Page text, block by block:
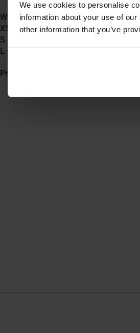
We use cookies to personalise
information about your use of
other information that you’ve
W opakowaniu znajdują się trzy
XS – larwy o średnicy mniejszej niż
S – nimfy o średnicy 2-3 mm i
L – dużę, najedzone kleszcze o
Producent: